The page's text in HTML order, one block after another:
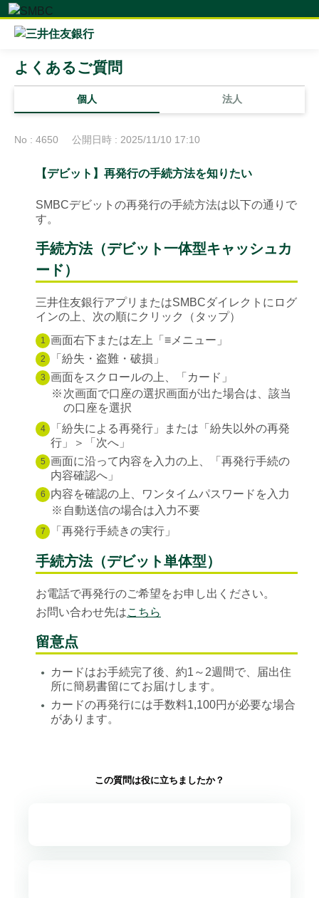
個人 法人
よくあるご質問
No : 4650 公開日時 : 2025/11/10 17:10
【デビット】再発行の手続方法を知りたい
SMBCデビットの再発行の手続方法は以下の通りで
す。
手続方法（デビット一体型キャッシュカ
ード）
三井住友銀行アプリまたはSMBCダイレクトにログ
インの上、次の順にクリック（タップ）
1 画面右下または左上「≡メニュー」
2 「紛失・盗難・破損」
3 画面をスクロールの上、「カード」
※ 次画面で口座の選択画面が出た場合は、該当
の口座を選択
4
「紛失による再発行」または「紛失以外の再発
行」＞「次へ」
5 画面に沿って内容を入力の上、「再発行手続の
内容確認へ」
6
内容を確認の上、ワンタイムパスワードを入力
※ 自動送信の場合は入力不要
7 「再発行手続きの実行」
手続方法（デビット単体型）
お電話で再発行のご希望をお申し出ください。
お問い合わせ先はこちら
留意点
●
カードはお手続完了後、約1～2週間で、届出住
所に簡易書留にてお届けします。
●
カードの再発行には手数料1,100円が必要な場合
があります。
この質問は役に立ちましたか？